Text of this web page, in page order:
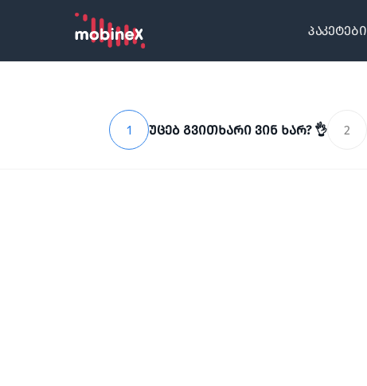
პაკეტები
1 უცებ გვითხარი ვინ ხარ? 👌 2